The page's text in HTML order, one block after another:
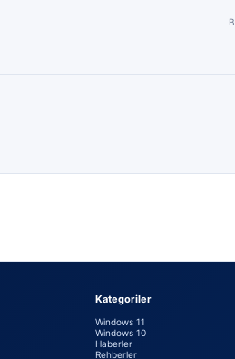
Kategoriler
Windows 11
Windows 10
Haberler
Rehberler